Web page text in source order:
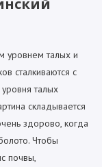
уровнем талых и
сталкиваются с
талых
складывается
здорово, когда
Чтобы
почвы,